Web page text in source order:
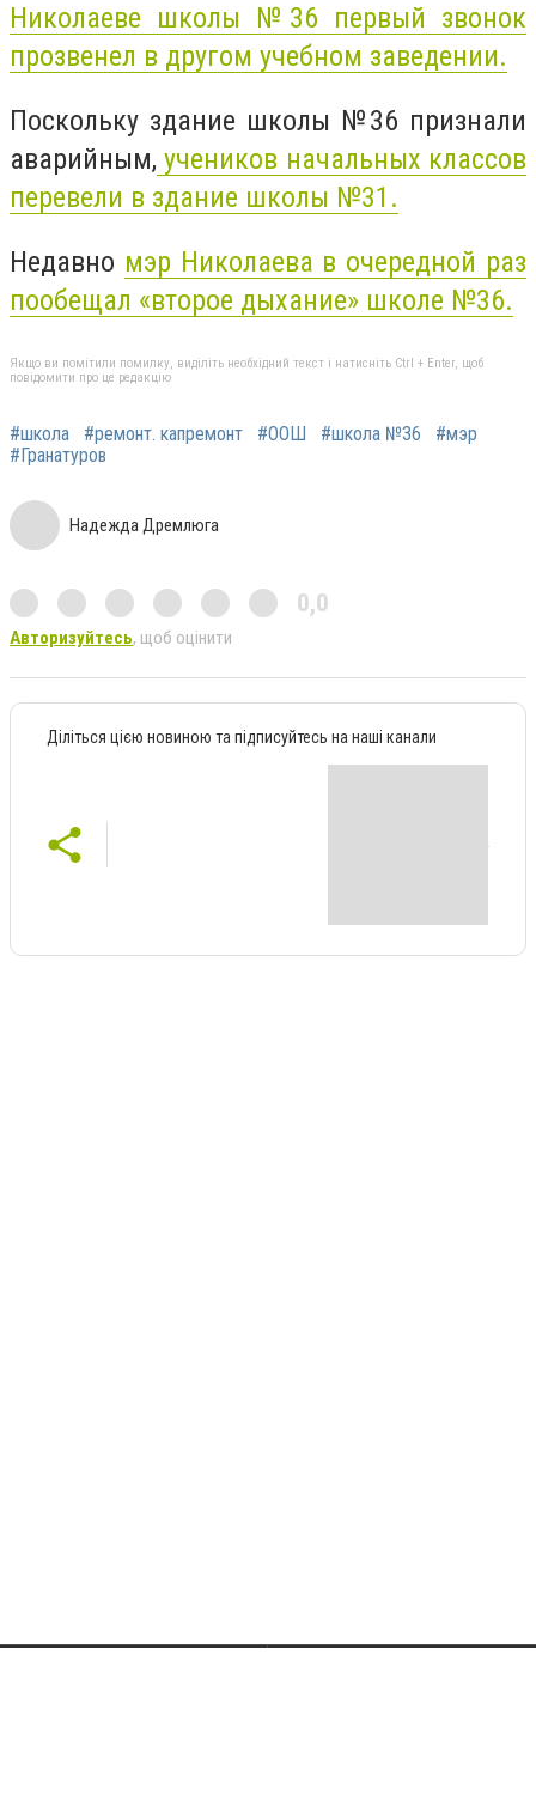
Николаеве школы №36 первый звонок
прозвенел в другом учебном заведении.
Поскольку здание школы №36 признали
аварийным, учеников начальных классов
перевели в здание школы №31.
Недавно мэр Николаева в очередной раз
пообещал «второе дыхание» школе №36.
Якщо ви помітили помилку, виділіть необхідний текст і натисніть Ctrl + Enter, щоб
повідомити про це редакцію
#школа #ремонт. капремонт #ООШ #школа №36
#мэр
#Гранатуров
Надежда Дремлюга
0,0
Авторизуйтесь, щоб оцінити
Діліться цією новиною та підписуйтесь на наші канали